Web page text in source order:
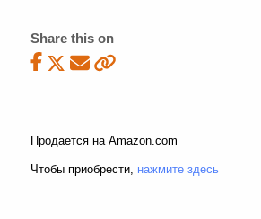
Share this on
Продается на Amazon.com
Чтобы приобрести, нажмите здесь